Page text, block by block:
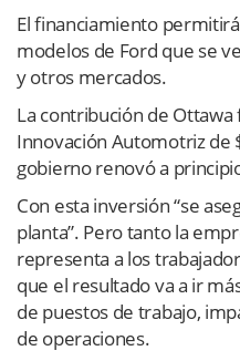
El financiamiento
modelos de Ford que se
y otros mercados.
La contribución de
Innovación Automotriz de
gobierno renovó a
Con esta inversión “se
planta”. Pero tanto la
representa a los
que el resultado va a ir
de puestos de trabajo,
de operaciones.